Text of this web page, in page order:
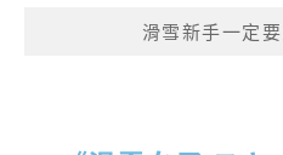
滑雪新手一定